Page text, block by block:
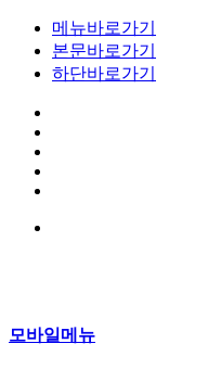
메뉴바로가기
본문바로가기
하단바로가기
모바일메뉴